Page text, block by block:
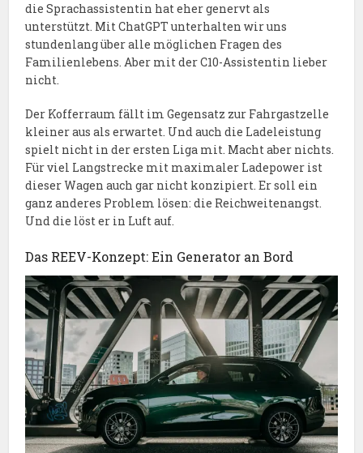
die Sprachassistentin hat eher genervt als
unterstützt. Mit ChatGPT unterhalten wir uns
stundenlang über alle möglichen Fragen des
Familienlebens. Aber mit der C10-Assistentin lieber
nicht.
Der Kofferraum fällt im Gegensatz zur Fahrgastzelle
kleiner aus als erwartet. Und auch die Ladeleistung
spielt nicht in der ersten Liga mit. Macht aber nichts.
Für viel Langstrecke mit maximaler Ladepower ist
dieser Wagen auch gar nicht konzipiert. Er soll ein
ganz anderes Problem lösen: die Reichweitenangst.
Und die löst er in Luft auf.
Das REEV-Konzept: Ein Generator an Bord